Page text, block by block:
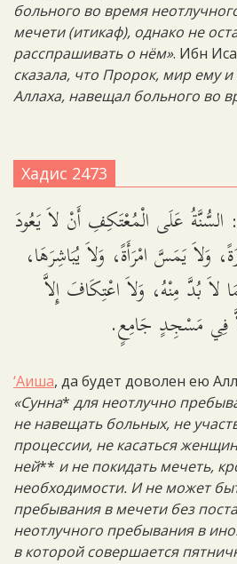
больного во время
мечети (итикаф), однако не
расспрашивать о нём». Ибн
сказала, что Пророк, мир ему и
Аллаха, навещал больного во
Хадис 2473
عَلَى الْمُعْتَكِفِ أَنْ لاَ يَعُودَ
وَلاَ يَمَسَّ امْرَأَةً، وَلاَ يُبَاشِرَهَا،
لاَ بُدَّ مِنْهُ، وَلاَ اعْتِكَافَ إِلاَّ
فِي مَسْجِدٍ جَامِعٍ.
‘Аиша, да будет доволен ею
«Сунна* для неотлучно
не навещать больных, не
процессии, не касаться
ней** и не покидать мечеть,
необходимости. И не может
пребывания в мечети без
неотлучного пребывания в
в которой совершается